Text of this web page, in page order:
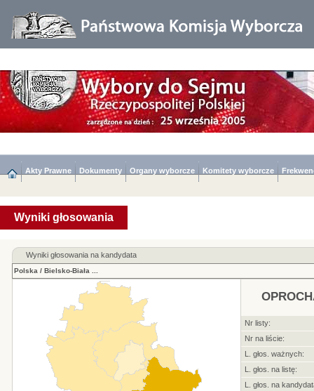
Akty Prawne Dokumenty Organy wyborcze Komitety wyborcze
Wyniki głosowania
Wyniki głosowania na kandydata
Polska / Bielsko-Biała
Nr listy:
Nr na liście:
L. głos. ważnych:
L. głos. na listę:
L. głos. na